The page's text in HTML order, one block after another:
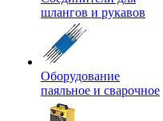
шлангов и рукавов
Оборудование
паяльное и сварочное